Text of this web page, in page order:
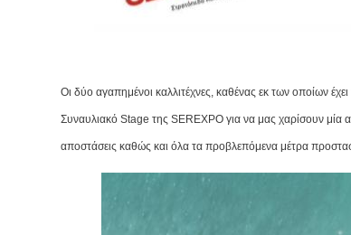
Οι δύο αγαπημένοι καλλιτέχνες, καθένας εκ των οποίων
Συναυλιακό Stage της SEREXPO για να μας χαρίσουν μία
αποστάσεις καθώς και όλα τα προβλεπόμενα μέτρα